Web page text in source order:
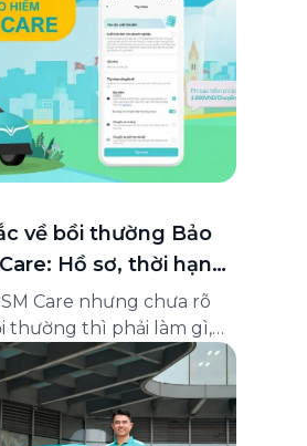
Tạp chí Fortune (Mỹ).
thành lập (8/8/1993
SM trân […]
về bồi thường Bảo
Hồ sơ, thời hạn
trợ
Care nhưng chưa rõ
thường thì phải làm gì,
chứng nhận bảo hiểm
này tổng hợp đầy đủ các
nhất về quy trình bồi
Green […]